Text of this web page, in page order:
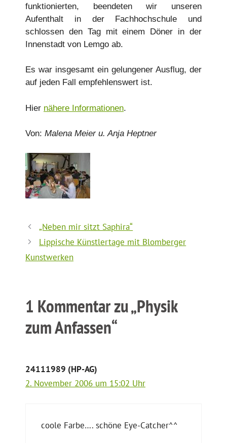
funktionierten, beendeten wir unseren
Aufenthalt in der Fachhochschule und
schlossen den Tag mit einem Döner in der
Innenstadt von Lemgo ab.
Es war insgesamt ein gelungener Ausflug, der
auf jeden Fall empfehlenswert ist.
Hier nähere Informationen.
Von: Malena Meier u. Anja Heptner
„Neben mir sitzt Saphira“
Lippische Künstlertage mit Blomberger
Kunstwerken
1 Kommentar zu „Physik
zum Anfassen“
24111989 (HP-AG)
2. November 2006 um 15:02 Uhr
coole Farbe…. schöne Eye-Catcher^^